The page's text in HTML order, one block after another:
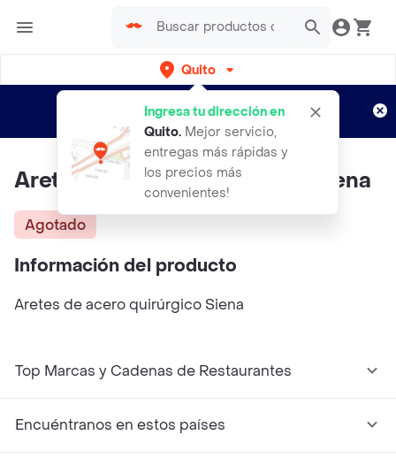
Quito
Ingresa tu dirección en
Quito. Mejor servicio,
entregas más rápidas y
los precios más
convenientes!
envíos gratis por semanas
Aplican TyC
Aretes De Acero Quirúrgico Siena
Agotado
Información del producto
Aretes de acero quirúrgico Siena
Top Marcas y Cadenas de Restaurantes
Encuéntranos en estos países